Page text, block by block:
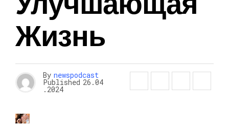
Жизнь
By newspodcast
Published 26.04
.2024